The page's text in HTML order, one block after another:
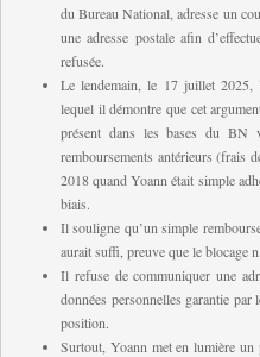
du Bureau National, adresse un
une adresse postale afin
refusée.
Le lendemain, le 17 juillet 2025,
lequel il démontre que cet
présent dans les bases du BN
remboursements antérieurs (frais
2018 quand Yoann était simple
biais.
Il souligne qu’un simple
aurait suffi, preuve que le blocage
Il refuse de communiquer une
données personnelles garantie
position.
Surtout, Yoann met en lumière